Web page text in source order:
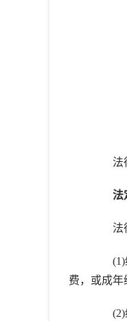
法律
法
法律
(1)继
费，或成年
(2)继